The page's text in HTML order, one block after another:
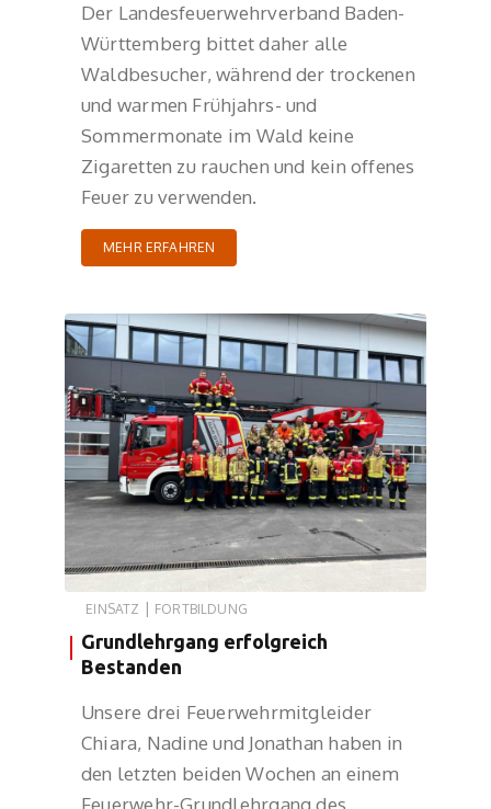
Der Landesfeuerwehrverband Baden-
Württemberg bittet daher alle
Waldbesucher, während der trockenen
und warmen Frühjahrs- und
Sommermonate im Wald keine
Zigaretten zu rauchen und kein offenes
Feuer zu verwenden.
MEHR ERFAHREN
EINSATZ | FORTBILDUNG
Grundlehrgang erfolgreich
Bestanden
Unsere drei Feuerwehrmitgleider
Chiara, Nadine und Jonathan haben in
den letzten beiden Wochen an einem
Feuerwehr-Grundlehrgang des